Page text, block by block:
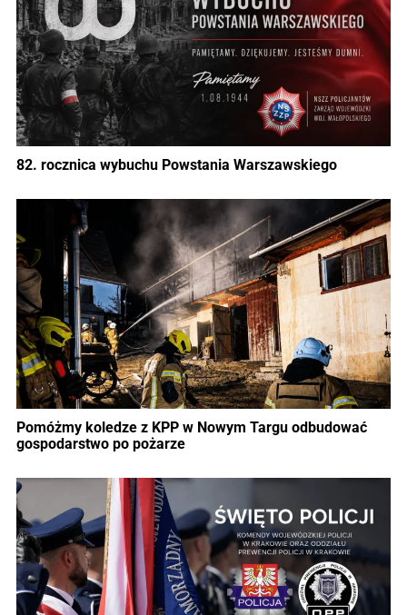
82. rocznica wybuchu Powstania Warszawskiego
Pomóżmy koledze z KPP w Nowym Targu odbudować
gospodarstwo po pożarze